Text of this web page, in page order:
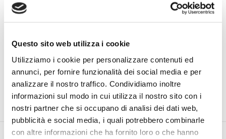
Questo sito web utilizza i cookie
Utilizziamo i cookie per personalizzare contenuti ed
annunci, per fornire funzionalità dei social media e per
analizzare il nostro traffico. Condividiamo inoltre
informazioni sul modo in cui utilizza il nostro sito con i
nostri partner che si occupano di analisi dei dati web,
pubblicità e social media, i quali potrebbero combinarle
con altre informazioni che ha fornito loro o che hanno